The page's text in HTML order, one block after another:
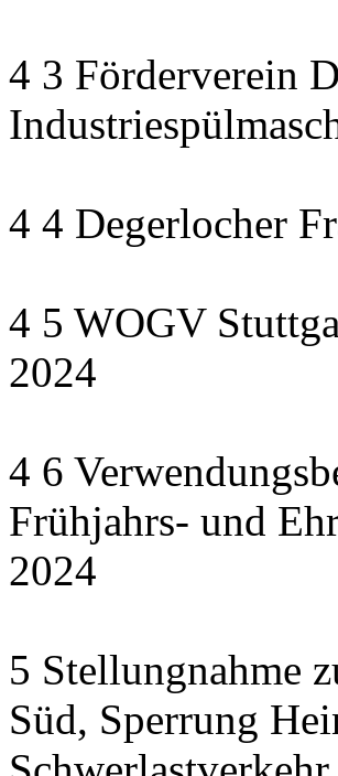
4 3 Förderverein
4 4 Degerlocher
4 5 WOGV
2024
4 6
Frühjahrs- und
2024
5 Stellungnahme
Süd, Sperrung